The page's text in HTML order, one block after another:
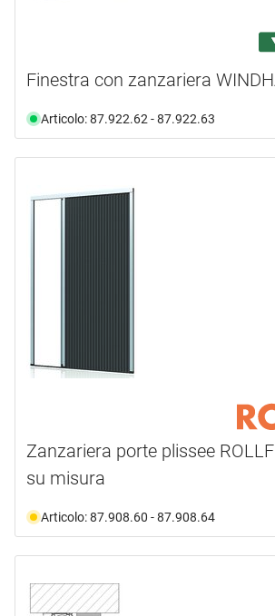
Finestra con zanzariera
Articolo: 87.922.62 - 87.922.63
Zanzariera porte plissee
su misura
Articolo: 87.908.60 - 87.908.64